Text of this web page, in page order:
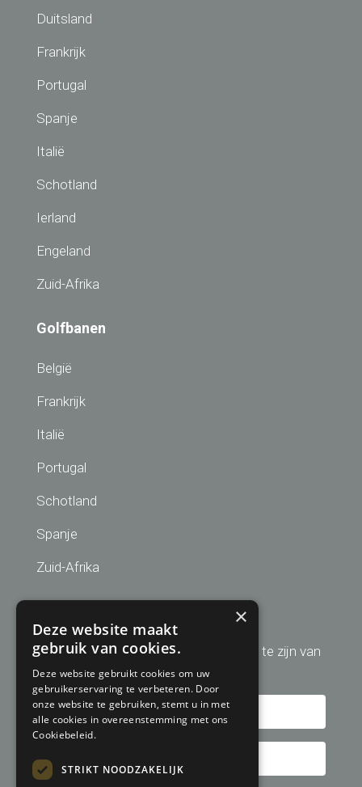
Duitsland
Frankrijk
Portugal
Spanje
Italië
Schotland
Ierland
Engeland
Zuid-Afrika
Golfbanen
België
Frankrijk
Italië
Portugal
Schotland
Spanje
Zuid-Afrika
Schrijf u hier in om altijd op de hoogte te zijn van
de laatste golfreis aanbiedingen!
×
Deze website maakt
gebruik van cookies.
Deze website gebruikt cookies om uw
gebruikerservaring te verbeteren. Door
onze website te gebruiken, stemt u in met
alle cookies in overeenstemming met ons
Cookiebeleid.
STRIKT NOODZAKELIJK